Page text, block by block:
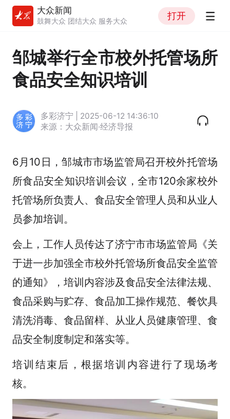
大众新闻
鼓舞大众 团结大众 服务大众
打开
邹城举行全市校外托管场所
食品安全知识培训
多彩济宁 | 2025-06-12 14:36:10
来源：大众新闻·经济导报
6月10日，邹城市市场监管局召开校外托管场
所食品安全知识培训会议，全市120余家校外
托管场所负责人、食品安全管理人员和从业人
员参加培训。
会上，工作人员传达了济宁市市场监管局《关
于进一步加强全市校外托管场所食品安全监管
的通知》，培训内容涉及食品安全法律法规、
食品采购与贮存、食品加工操作规范、餐饮具
清洗消毒、食品留样、从业人员健康管理、食
品安全制度制定和落实等。
培训结束后，根据培训内容进行了现场考
核。